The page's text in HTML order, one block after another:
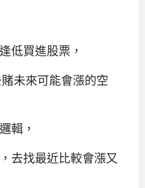
低買進股票，
未來可能會漲的空
輯，
去找最近比較會漲又